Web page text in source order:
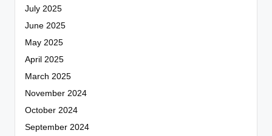
July 2025
June 2025
May 2025
April 2025
March 2025
November 2024
October 2024
September 2024